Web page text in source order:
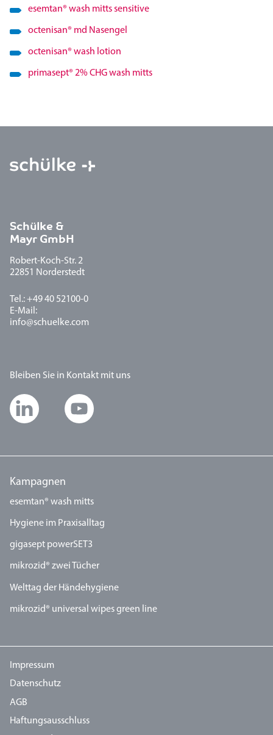
esemtan® wash mitts sensitive
octenisan® md Nasengel
octenisan® wash lotion
primasept® 2% CHG wash mitts
Schülke &
Mayr GmbH
Robert-Koch-Str. 2
22851 Norderstedt
Tel.: +49 40 52100-0
E-Mail:
info@schuelke.com
Bleiben Sie in Kontakt mit uns
Kampagnen
esemtan® wash mitts
Hygiene im Praxisalltag
gigasept powerSET3
mikrozid® zwei Tücher
Welttag der Händehygiene
mikrozid® universal wipes green line
Impressum
Datenschutz
AGB
Haftungsausschluss